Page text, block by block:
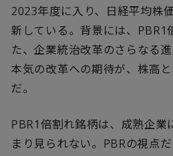
2023年度に入り、日経平均株
新している。背景には、PBR1
た、企業統治改革のさらなる
本気の改革への期待が、株高
だ。
PBR1倍割れ銘柄は、成熟企業
まり見られない。PBRの視点